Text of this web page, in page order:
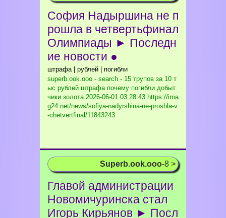
София Надыршина не п
рошла в четвертьфинал
Олимпиады ► Последн
ие новости ●
штрафа | рублей | погибли
superb.ook.ooo - search - 15 трупов за 10 т
ыс рублей штрафа почему погибли добыт
чики золота2026-06-01 03:28:43 https://ima
g24.net/news/sofiya-nadyrshina-ne-proshla-v
-chetvertfinal/11843243
Superb.ook.ooo-8 >
Главой администрации
Новомичуринска стал
Игорь Кирьянов ► Посл